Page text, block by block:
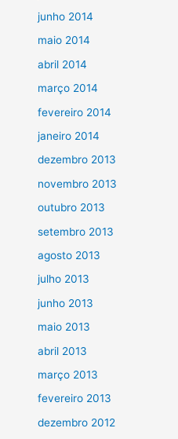
junho 2014
maio 2014
abril 2014
março 2014
fevereiro 2014
janeiro 2014
dezembro 2013
novembro 2013
outubro 2013
setembro 2013
agosto 2013
julho 2013
junho 2013
maio 2013
abril 2013
março 2013
fevereiro 2013
dezembro 2012